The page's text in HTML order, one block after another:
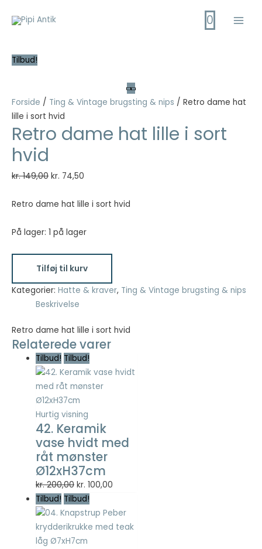
0
Tilbud!
Forside / Ting & Vintage brugsting & nips / Retro dame hat
lille i sort hvid
Retro dame hat lille i sort
hvid
kr.149,00 Den
pris
kr. 149,00.
kr. 74,50
pris
kr. 74,50.
Retro dame hat lille i sort hvid
På lager: 1 på lager
hat
sort
hvid
antal
Tilføj til kurv
Kategorier: Hatte & kraver, Ting & Vintage brugsting & nips
Beskrivelse
Retro dame hat lille i sort hvid
Relaterede varer
Tilbud! Tilbud!
Hurtig visning
42. Keramik
vase hvidt med
råt mønster
Ø12xH37cm
kr.200,00 Den
oprindelige
pris
var:
kr. 200,00.
kr. 100,00
pris
er:
Tilbud! Tilbud!
Nødvendig
Nødvendige
med at gøre en
hjemmeside
brugbar ved at
aktivere
grundlæggende
funktioner
såsom side-
navigation og
adgang til sikre
områder af
hjemmesiden.
Hjemmesiden
kan ikke fungere
ordentligt uden
disse cookies.
Statistisk
Statistisk